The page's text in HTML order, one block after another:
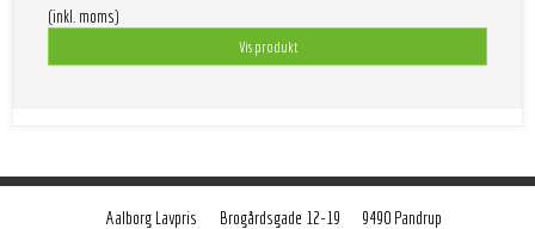
(inkl. moms)
Vis produkt
Aalborg Lavpris Brogårdsgade 12-19 9490 Pandrup